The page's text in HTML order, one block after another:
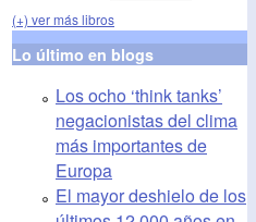
(+) ver más libros
Lo último en blogs
Los ocho ‘think tanks’
negacionistas del clima
más importantes de
Europa
El mayor deshielo de los